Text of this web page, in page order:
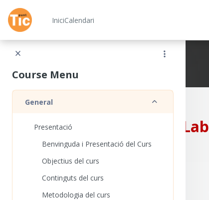
Xarxa Punt TIC
CampusLab
IniciCalendari
Course Menu
General Redueix
Presentació
Benvinguda i Presentació del Curs
Objectius del curs
Continguts del curs
Metodologia del curs